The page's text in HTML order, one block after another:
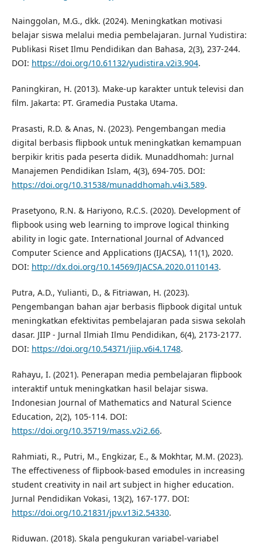
Nainggolan, M.G., dkk. (2024). Meningkatkan motivasi
belajar siswa melalui media pembelajaran. Jurnal Yudistira:
Publikasi Riset Ilmu Pendidikan dan Bahasa, 2(3), 237-244.
DOI: https://doi.org/10.61132/yudistira.v2i3.904.
Paningkiran, H. (2013). Make-up karakter untuk televisi dan
film. Jakarta: PT. Gramedia Pustaka Utama.
Prasasti, R.D. & Anas, N. (2023). Pengembangan media
digital berbasis flipbook untuk meningkatkan kemampuan
berpikir kritis pada peserta didik. Munaddhomah: Jurnal
Manajemen Pendidikan Islam, 4(3), 694-705. DOI:
https://doi.org/10.31538/munaddhomah.v4i3.589.
Prasetyono, R.N. & Hariyono, R.C.S. (2020). Development of
flipbook using web learning to improve logical thinking
ability in logic gate. International Journal of Advanced
Computer Science and Applications (IJACSA), 11(1), 2020.
DOI: http://dx.doi.org/10.14569/IJACSA.2020.0110143.
Putra, A.D., Yulianti, D., & Fitriawan, H. (2023).
Pengembangan bahan ajar berbasis flipbook digital untuk
meningkatkan efektivitas pembelajaran pada siswa sekolah
dasar. JIIP - Jurnal Ilmiah Ilmu Pendidikan, 6(4), 2173-2177.
DOI: https://doi.org/10.54371/jiip.v6i4.1748.
Rahayu, I. (2021). Penerapan media pembelajaran flipbook
interaktif untuk meningkatkan hasil belajar siswa.
Indonesian Journal of Mathematics and Natural Science
Education, 2(2), 105-114. DOI:
https://doi.org/10.35719/mass.v2i2.66.
Rahmiati, R., Putri, M., Engkizar, E., & Mokhtar, M.M. (2023).
The effectiveness of flipbook-based emodules in increasing
student creativity in nail art subject in higher education.
Jurnal Pendidikan Vokasi, 13(2), 167-177. DOI:
https://doi.org/10.21831/jpv.v13i2.54330.
Riduwan. (2018). Skala pengukuran variabel-variabel